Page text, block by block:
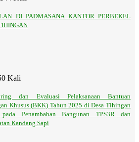
DI PADMASANA KANTOR PERBEKEL
Kali
dan Evaluasi Pelaksanaan Bantuan
Khusus (BKK) Tahun 2025 di Desa Tihingan
Penambahan Bangunan TPS3R dan
Kandang Sapi